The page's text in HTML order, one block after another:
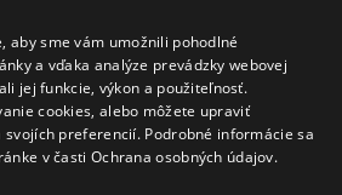
aby sme vám umožnili pohodlné
a vďaka analýze prevádzky webovej
jej funkcie, výkon a použiteľnosť.
cookies, alebo môžete upraviť
svojích preferencií. Podrobné informácie sa
v časti Ochrana osobných údajov.